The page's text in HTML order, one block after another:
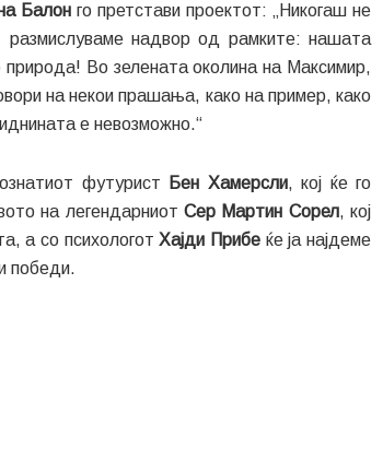
Балон го претстави проектот: „Никогаш не
размислуваме надвор од рамките: нашата
природа! Во зелената околина на Максимир,
на некои прашања, како на пример, како
е невозможно.“
футурист Бен Хамерсли, кој ќе го
на легендарниот Сер Мартин Сорел, кој
а со психологот Хајди Прибе ќе ја најдеме
победи.